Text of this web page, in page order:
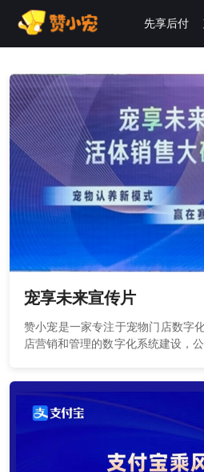
先享后付
宠享未来宣传片
赞小宠是一家专注于宠物门店数字
店营销和管理的数字化系统建设，
有难做的生意的使命;帮助门店降
一站式解决方案数字化服务平台。
粮月付、洗护次卡、预约洗护、团
功能，全方位满足宠物门店经营管理